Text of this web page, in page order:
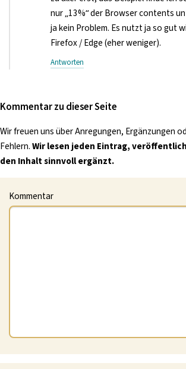
nur „13%“ der Browser contents
ja kein Problem. Es nutzt ja so gut
Firefox / Edge (eher weniger).
Antworten
Kommentar zu dieser Seite
Wir freuen uns über Anregungen, Ergänzungen
Fehlern.Wir lesen jeden Eintrag,
den Inhalt sinnvoll ergänzt.
Kommentar